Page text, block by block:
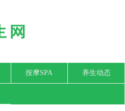
按摩SPA 养生动态